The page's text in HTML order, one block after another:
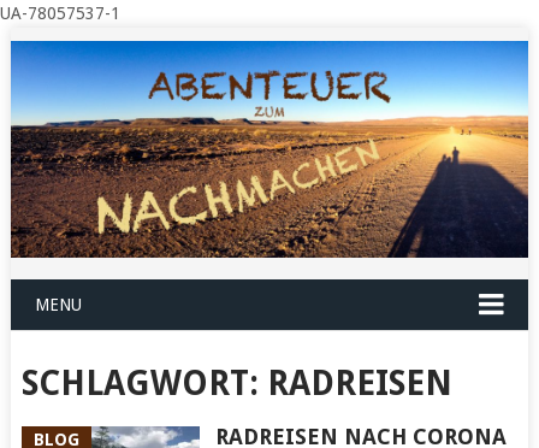
UA-78057537-1
MENU
SCHLAGWORT: RADREISEN
BLOG
RADREISEN NACH CORONA